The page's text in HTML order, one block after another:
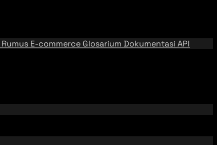
Rumus E-commerce Glosarium Dokumentasi API